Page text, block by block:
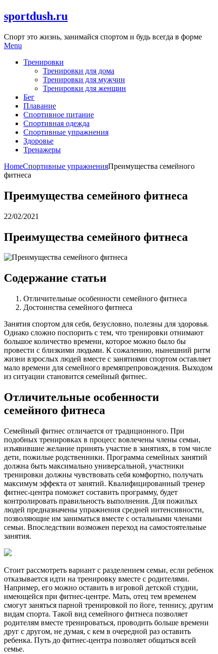
Skip
to
sportdush.ru
Спорт это жизнь, занимайся спортом и будь всегда в форме
Menu
Тренировки
Тренировки для дома
Тренировки для мужчин
Тренировки для женщин
Бег
Плавание
Спортивное питание
Спортивная одежда
Спортивные упражнения
Здоровье
Тренажеры
HomeСпортивные упражненияПреимущества семейного
фитнеса
Преимущества семейного фитнеса
22/02/2021
Преимущества семейного фитнеса
Содержание статьи
Отличительные особенности семейного фитнеса
Достоинства семейного фитнеса
Занятия спортом для себя, безусловно, полезны для здоровья.
Однако сложно поспорить с тем, что тренировки отнимают
большое количество времени, которое можно было бы
провести с близкими людьми. К сожалению, нынешний ритм
жизни взрослых людей вместе с занятиями спортом оставляет
мало времени для семейного времяпрепровождения. Выходом
из ситуации становится семейный фитнес.
Отличительные особенности
семейного фитнеса
Семейный фитнес отличается от традиционного. При
подобных тренировках в процесс вовлечены члены семьи,
изъявившие желание принять участие в занятиях, в том числе
дети, пожилые родственники. Программа семейных занятий
должна быть максимально универсальной, участники
тренировки должны чувствовать себя комфортно, получать
максимум эффекта от занятий. Квалифицированный тренер
фитнес-центра поможет составить программу, будет
контролировать правильность выполнения. Для пожилых
людей предназначены упражнения средней интенсивности,
позволяющие им заниматься вместе с остальными членами
семьи. Впоследствии возможен переход на самостоятельные
занятия.
Стоит рассмотреть вариант с разделением семьи, если ребенок
отказывается идти на тренировку вместе с родителями.
Например, его можно оставить в игровой детской студии,
имеющейся при фитнес-центре. Мать, отец тем временем
смогут заняться парной тренировкой по йоге, теннису, другим
видам спорта. Такой вид семейного фитнеса позволяет
родителям вместе тренироваться, проводить больше времени
друг с другом, не думая, с кем в очередной раз оставить
ребенка. Путь до фитнес-центра позволяет общаться всей
семье.